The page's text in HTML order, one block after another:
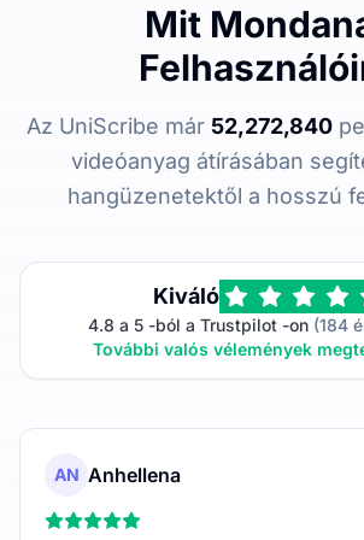
Mit
Az UniScribe már 52,272,840
videóanyag átírásában
hangüzenetektől a hosszú
Kiváló
4.8 a 5 -ból a Trustpilot -on(184
További valós vélemények
AN Anhellena